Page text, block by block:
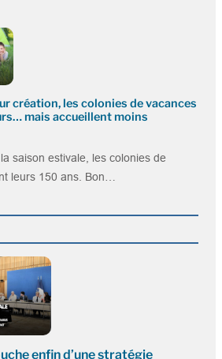
création, les colonies de vacances
mais accueillent moins
saison estivale, les colonies de
leurs 150 ans. Bon…
enfin d’une stratégie